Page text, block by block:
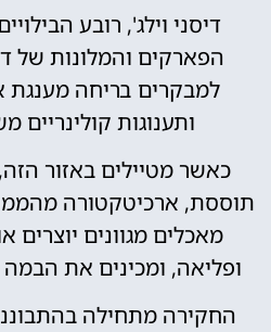
דיסני וילג', רובע
הפארקים והמלונות של
למבקרים בריחה מענגת
ותענוגות קולינריים
כאשר מטיילים באזור
תוססת, ארכיטקטורה
מאכלים מגוונים יוצרים
ופליאה, ומכינים את
החקירה מתחילה